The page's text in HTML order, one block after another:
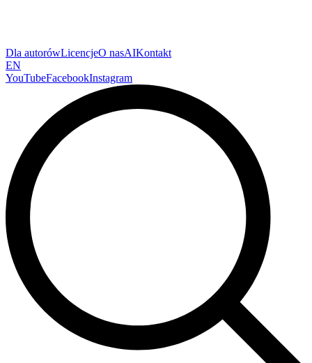
Dla autorówLicencjeO nasAIKontakt
EN
YouTubeFacebookInstagram